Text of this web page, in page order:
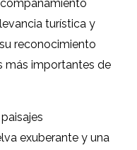
turística y
reconocimiento
más importantes de
exuberante y una